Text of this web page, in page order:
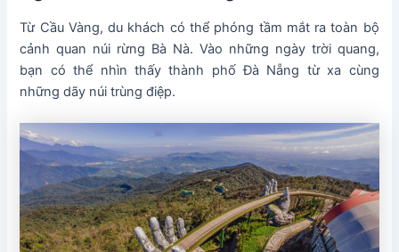
Từ Cầu Vàng, du khách có thể phóng tầm mắt ra toàn bộ
cảnh quan núi rừng Bà Nà. Vào những ngày trời quang,
bạn có thể nhìn thấy thành phố Đà Nẵng từ xa cùng
những dãy núi trùng điệp.